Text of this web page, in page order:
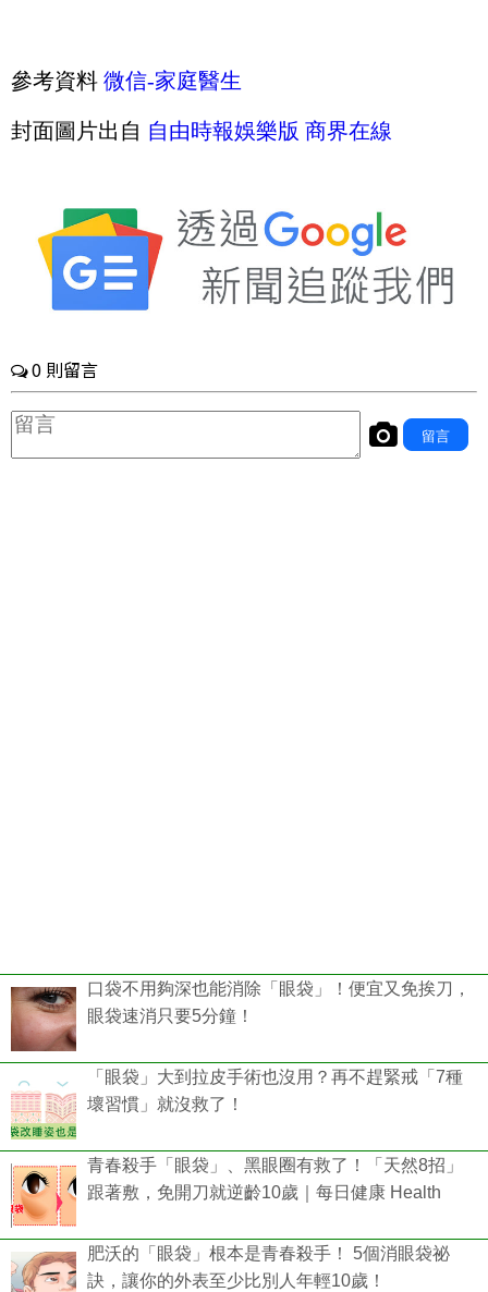
參考資料 微信-家庭醫生
封面圖片出自 自由時報娛樂版 商界在線
口袋不用夠深也能消除「眼袋」！便宜又免挨刀，
眼袋速消只要5分鐘！
「眼袋」大到拉皮手術也沒用？再不趕緊戒「7種
壞習慣」就沒救了！
青春殺手「眼袋」、黑眼圈有救了！「天然8招」
跟著敷，免開刀就逆齡10歲｜每日健康 Health
肥沃的「眼袋」根本是青春殺手！ 5個消眼袋祕
訣，讓你的外表至少比別人年輕10歲！